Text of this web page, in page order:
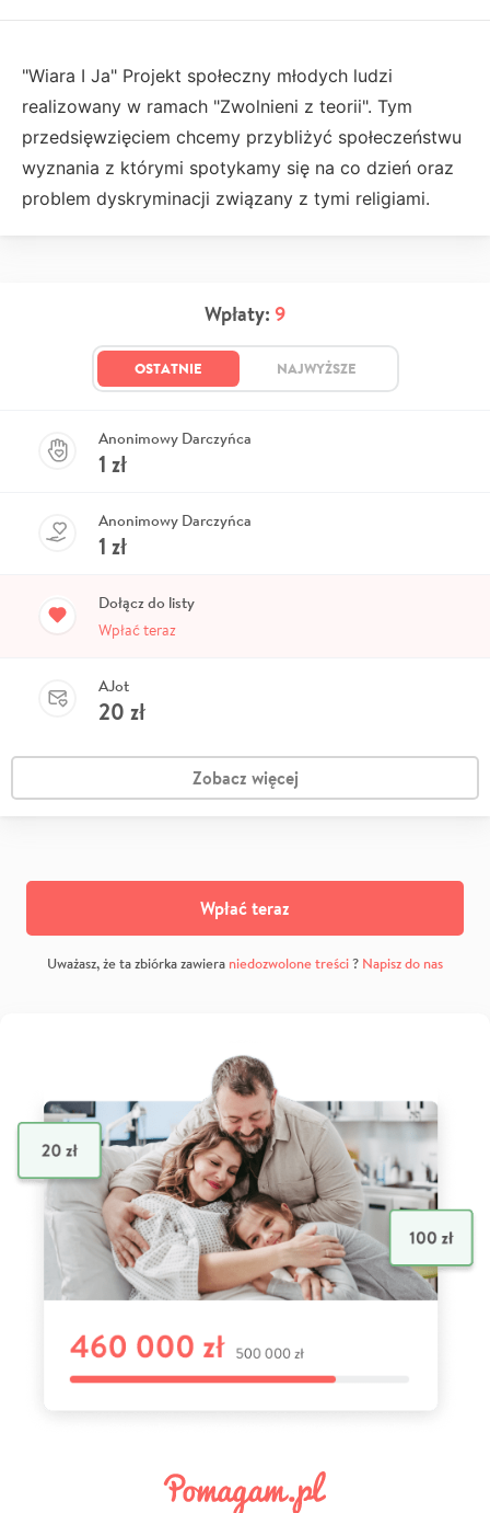
"Wiara I Ja" Projekt społeczny młodych ludzi
realizowany w ramach "Zwolnieni z teorii". Tym
przedsięwzięciem chcemy przybliżyć społeczeństwu
wyznania z którymi spotykamy się na co dzień oraz
problem dyskryminacji związany z tymi religiami.
Wpłaty: 9
OSTATNIE NAJWYŻSZE
Anonimowy Darczyńca
1 zł
Anonimowy Darczyńca
1 zł
Dołącz do listy
Wpłać teraz
AJot
20 zł
Zobacz więcej
Wpłać teraz
Uważasz, że ta zbiórka zawiera niedozwolone treści? Napisz do nas